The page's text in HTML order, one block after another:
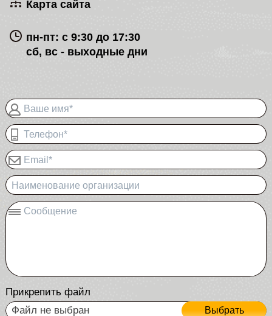
Карта сайта
пн-пт: с 9:30 до 17:30
сб, вс - выходные дни
Ваше имя*
Телефон*
Email*
Наименование организации
Сообщение
Прикрепить файл
Выбрать
Файл не выбран